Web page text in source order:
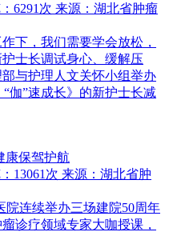
6291次 来源：湖北省肿瘤
下，我们需要学会放松，
士长调试身心、缓解压
与护理人文关怀小组举办
伽”速成长》的新护士长减
康保驾护航
13061次 来源：湖北省肿
院连续举办三场建院50周年
诊疗领域专家大咖授课，